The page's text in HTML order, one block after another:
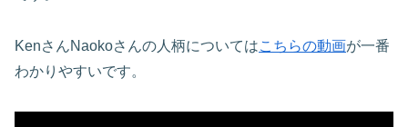
KenさんNaokoさんの人柄についてはこちらの動画が一番
わかりやすいです。